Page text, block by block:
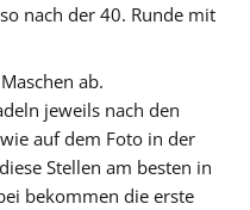
nach der 40. Runde mit
ab.
jeweils nach den
auf dem Foto in der
Stellen am besten in
bekommen die erste